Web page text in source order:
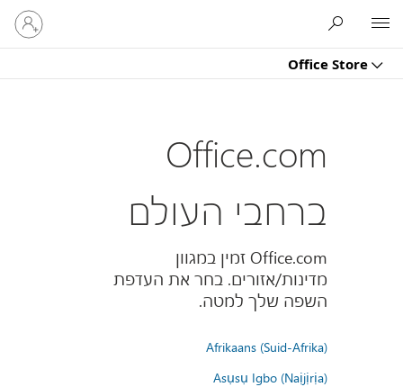
Office Store
היכנס
לחשבון
שלך
Office.com
ברחבי העולם
Office.com זמין במגוון
מדינות/אזורים. בחר את העדפת
השפה שלך למטה.
Afrikaans (Suid-Afrika)
Asụsụ Igbo (Naịjịrịa)